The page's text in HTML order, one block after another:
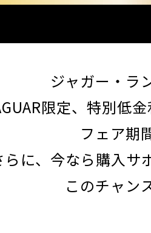
ジャガー・ラ
限定、特別低
フェア期
らに、今なら購入サ
このチャン